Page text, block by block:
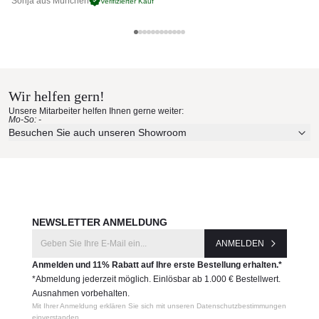
Maße (B × T × SH / H)
92 × 92 × 34,5 / 60,5 cm
Hersteller:
Erleben Sie unsere Stoffe und Materialien ganz in Ruhe in
Ihren eigenen vier Wänden.
Aktuelle Originalstoffe des Herstellers
Wir helfen gern!
Unsere Mitarbeiter helfen Ihnen gerne weiter:
Mo-So: -
Besuchen Sie auch unseren Showroom
NEWSLETTER ANMELDUNG
ANMELDEN
Anmelden und 11% Rabatt auf Ihre erste Bestellung erhalten.*
*Abmeldung jederzeit möglich. Einlösbar ab 1.000 € Bestellwert.
Ausnahmen vorbehalten.
Mit Ihrer Anmeldung erklären Sie sich mit unseren Datenschutzbestimmungen
einverstanden.